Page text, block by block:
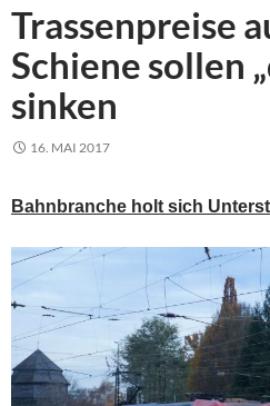
Trassenpreise
Schiene sollen
sinken
16. MAI 2017
Bahnbranche holt sich